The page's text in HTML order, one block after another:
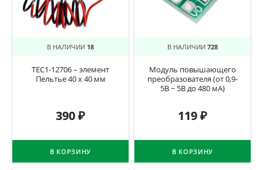
В НАЛИЧИИ 18
TEC1-12706 – элемент
Пельтье 40 x 40 мм
390₽
В КОРЗИНУ
В НАЛИЧИИ 728
Модуль повышающего
преобразователя (от 0,9-
5В ~ 5В до 480 мА)
119₽
В КОРЗИНУ